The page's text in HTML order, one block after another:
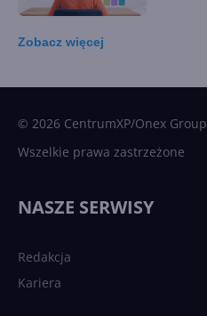
Zobacz więcej
© 2026 CentrumXP/Onex Group
Wszelkie prawa zastrzeżone
NASZE SERWISY
Redakcja
Kariera